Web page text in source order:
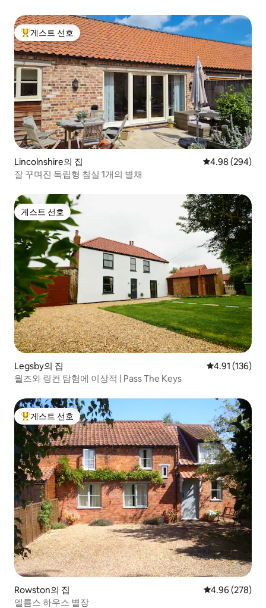
상위 게스트 선호
게스트 선호
Lincolnshire의 집 평점 4.98점(5
4.98 (294)
잘 꾸며진 독립형 침실 1개의 별채
게스트 선호
게스트 선호
Legsby의 집 평점 4.91점(5
4.91 (136)
월즈와 링컨 탐험에 이상적 | Pass The Keys
상위 게스트 선호
게스트 선호
Rowston의 집 평점 4.96점(5
4.96 (278)
엘름스 하우스 별장